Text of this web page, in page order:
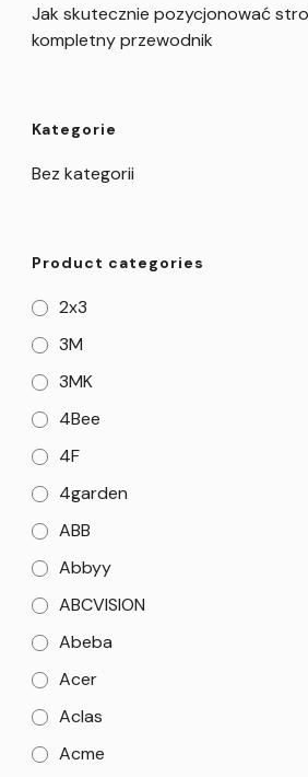
Jak skutecznie pozycjonować
kompletny przewodnik
Kategorie
Bez kategorii
Product categories
2x3
3M
3MK
4Bee
4F
4garden
ABB
Abbyy
ABCVISION
Abeba
Acer
Aclas
Acme